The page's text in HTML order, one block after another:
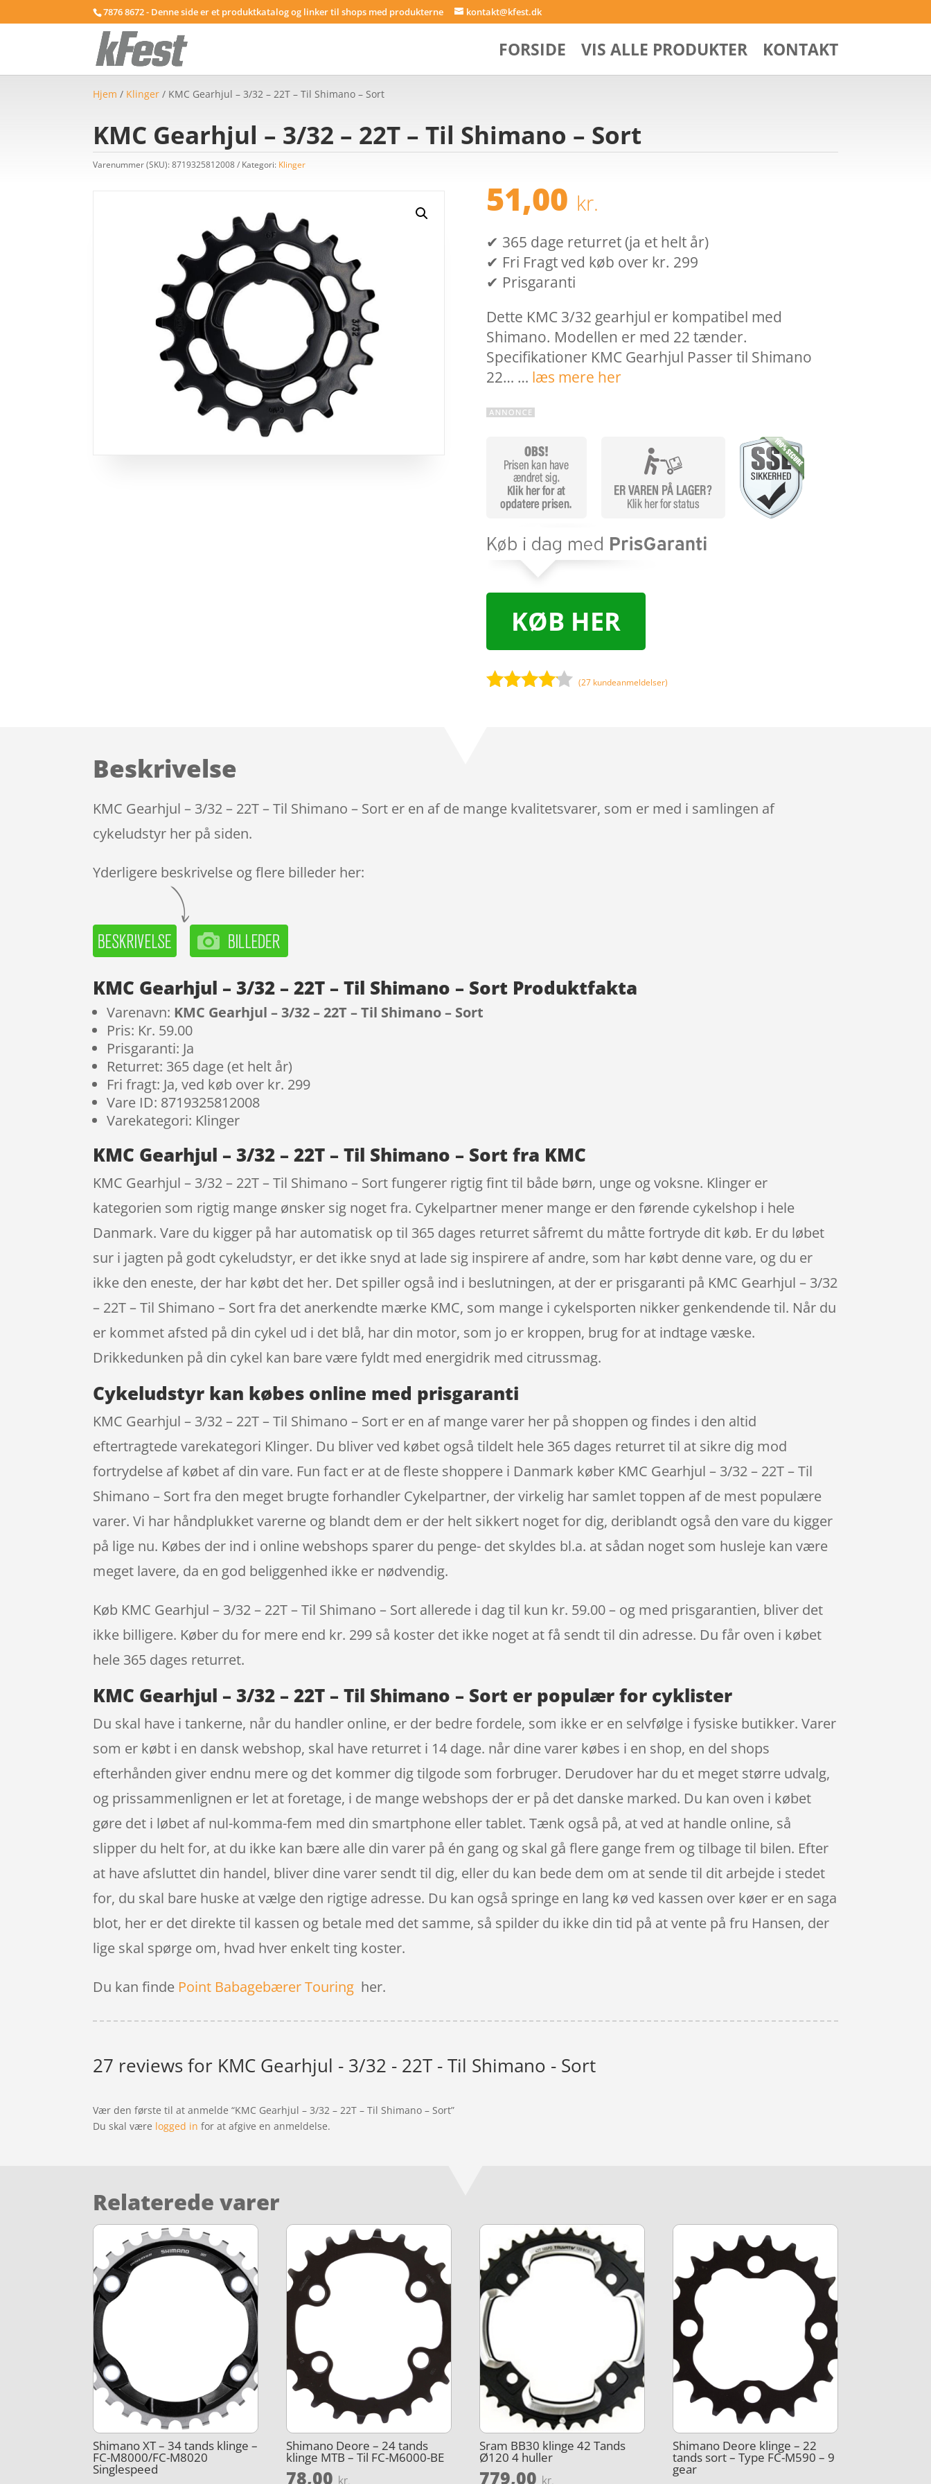
7876 8672 - Denne side er et produktkatalog og linker til shops med produkterne kontakt@kfest.dk
FORSIDE VIS ALLE PRODUKTER KONTAKT
Hjem / Klinger / KMC Gearhjul – 3/32 – 22T – Til Shimano – Sort
KMC Gearhjul – 3/32 – 22T – Til Shimano – Sort
Varenummer (SKU):8719325812008 Kategori: Klinger
51,00 kr.
✔ 365 dage returret (ja et helt år)
✔ Fri Fragt ved køb over kr. 299
✔ Prisgaranti
Dette KMC 3/32 gearhjul er kompatibel med
Shimano. Modellen er med 22 tænder.
Specifikationer KMC Gearhjul Passer til Shimano
22… … læs mere her
KØB HER
ømmels
er
(27 kundeanmeldelser)
Beskrivelse
KMC Gearhjul – 3/32 – 22T – Til Shimano – Sort er en af de mange kvalitetsvarer, som er med i samlingen af
cykeludstyr her på siden.
Yderligere beskrivelse og flere billeder her:
KMC Gearhjul – 3/32 – 22T – Til Shimano – Sort Produktfakta
Varenavn: KMC Gearhjul – 3/32 – 22T – Til Shimano – Sort
Pris: Kr. 59.00
Prisgaranti: Ja
Returret: 365 dage (et helt år)
Fri fragt: Ja, ved køb over kr. 299
Vare ID: 8719325812008
Varekategori: Klinger
KMC Gearhjul – 3/32 – 22T – Til Shimano – Sort fra KMC
KMC Gearhjul – 3/32 – 22T – Til Shimano – Sort fungerer rigtig fint til både børn, unge og voksne. Klinger er
kategorien som rigtig mange ønsker sig noget fra. Cykelpartner mener mange er den førende cykelshop i hele
Danmark. Vare du kigger på har automatisk op til 365 dages returret såfremt du måtte fortryde dit køb. Er du løbet
sur i jagten på godt cykeludstyr, er det ikke snyd at lade sig inspirere af andre, som har købt denne vare, og du er
ikke den eneste, der har købt det her. Det spiller også ind i beslutningen, at der er prisgaranti på KMC Gearhjul – 3/32
– 22T – Til Shimano – Sort fra det anerkendte mærke KMC, som mange i cykelsporten nikker genkendende til. Når du
er kommet afsted på din cykel ud i det blå, har din motor, som jo er kroppen, brug for at indtage væske.
Drikkedunken på din cykel kan bare være fyldt med energidrik med citrussmag.
Cykeludstyr kan købes online med prisgaranti
KMC Gearhjul – 3/32 – 22T – Til Shimano – Sort er en af mange varer her på shoppen og findes i den altid
eftertragtede varekategori Klinger. Du bliver ved købet også tildelt hele 365 dages returret til at sikre dig mod
fortrydelse af købet af din vare. Fun fact er at de fleste shoppere i Danmark køber KMC Gearhjul – 3/32 – 22T – Til
Shimano – Sort fra den meget brugte forhandler Cykelpartner, der virkelig har samlet toppen af de mest populære
varer. Vi har håndplukket varerne og blandt dem er der helt sikkert noget for dig, deriblandt også den vare du kigger
på lige nu. Købes der ind i online webshops sparer du penge- det skyldes bl.a. at sådan noget som husleje kan være
meget lavere, da en god beliggenhed ikke er nødvendig.
Køb KMC Gearhjul – 3/32 – 22T – Til Shimano – Sort allerede i dag til kun kr. 59.00 – og med prisgarantien, bliver det
ikke billigere. Køber du for mere end kr. 299 så koster det ikke noget at få sendt til din adresse. Du får oven i købet
hele 365 dages returret.
KMC Gearhjul – 3/32 – 22T – Til Shimano – Sort er populær for cyklister
Du skal have i tankerne, når du handler online, er der bedre fordele, som ikke er en selvfølge i fysiske butikker. Varer
som er købt i en dansk webshop, skal have returret i 14 dage. når dine varer købes i en shop, en del shops
efterhånden giver endnu mere og det kommer dig tilgode som forbruger. Derudover har du et meget større udvalg,
og prissammenlignen er let at foretage, i de mange webshops der er på det danske marked. Du kan oven i købet
gøre det i løbet af nul-komma-fem med din smartphone eller tablet. Tænk også på, at ved at handle online, så
slipper du helt for, at du ikke kan bære alle din varer på én gang og skal gå flere gange frem og tilbage til bilen. Efter
at have afsluttet din handel, bliver dine varer sendt til dig, eller du kan bede dem om at sende til dit arbejde i stedet
for, du skal bare huske at vælge den rigtige adresse. Du kan også springe en lang kø ved kassen over køer er en saga
blot, her er det direkte til kassen og betale med det samme, så spilder du ikke din tid på at vente på fru Hansen, der
lige skal spørge om, hvad hver enkelt ting koster.
Du kan finde Point Babagebærer Touring her.
27 reviews for KMC Gearhjul - 3/32 - 22T - Til Shimano - Sort
Vær den første til at anmelde “KMC Gearhjul – 3/32 – 22T – Til Shimano – Sort”
Du skal være logged in for at afgive en anmeldelse.
Relaterede varer
Shimano XT – 34 tands klinge –
FC-M8000/FC-M8020
Singlespeed
Shimano Deore – 24 tands
klinge MTB – Til FC-M6000-BE
78,00 kr.
Sram BB30 klinge 42 Tands
Ø120 4 huller
779,00 kr.
Shimano Deore klinge – 22
tands sort – Type FC-M590 – 9
gear